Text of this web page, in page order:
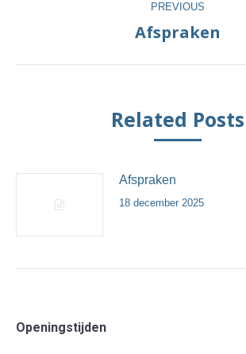
navigation
PREVIOUS
Previous
Afspraken
Related Posts
Afspraken
18 december 2025
Openingstijden